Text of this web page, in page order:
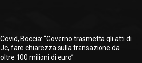
Covid, Boccia: “Governo trasmetta gli atti di
Jc, fare chiarezza sulla transazione da
oltre 100 milioni di euro”